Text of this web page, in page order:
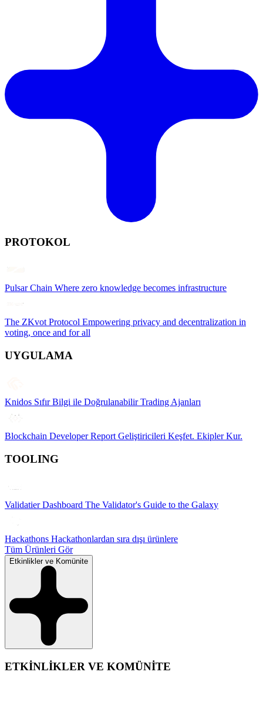
PROTOKOL
Pulsar Chain Where zero knowledge becomes infrastructure
The ZKvot Protocol Empowering privacy and decentralization in
voting, once and for all
UYGULAMA
Knidos Sıfır Bilgi ile Doğrulanabilir Trading Ajanları
Blockchain Developer Report Geliştiricileri Keşfet. Ekipler Kur.
TOOLING
Validatier Dashboard The Validator's Guide to the Galaxy
Hackathons Hackathonlardan sıra dışı ürünlere
Tüm Ürünleri Gör
Etkinlikler ve Komünite
ETKİNLİKLER VE KOMÜNİTE